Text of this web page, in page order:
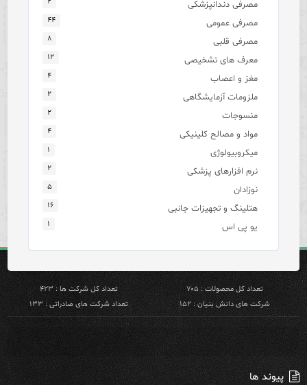
مصرفی دندانپزشکی
مصرفی عمومی ۴۴
مصرفی قلبی ۸
معرف های تشخیصی ۱۲
مغز و اعصاب ۴
ملزومات آزمایشگاهی ۲
منسوجات ۲
مواد و مصالح کلینیکی ۴
میکروبیولوژی ۱
نرم افزارهای پزشکی ۲
نوزادان ۵
هتلینگ و تجهیزات جانبی ۱۶
یو پی اس ۱
تعداد کل محصولات : ۷۰۵
تعداد کل شرکت ها : ۴۲۳
شرکت های دانش بنیان : ۱۵۲
تعداد شرکت های صادراتی : ۱۳۳
پیوند ها